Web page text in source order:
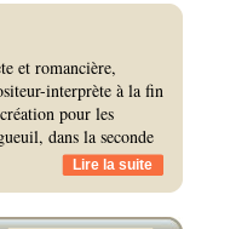
et romancière,
interprète à la fin
pour les
dans la seconde
Lire la suite